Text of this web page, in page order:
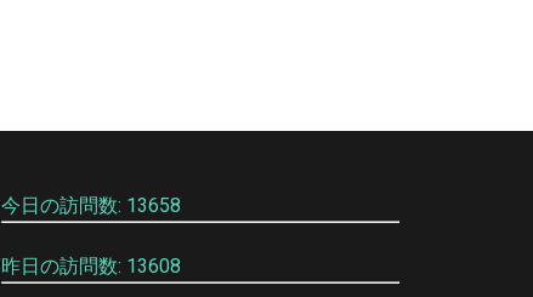
今日の訪問数: 13658
昨日の訪問数: 13608